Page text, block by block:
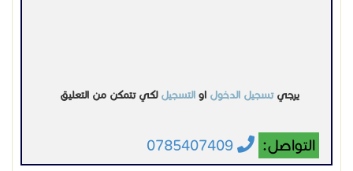
يرجيتسجيل الدخول او التسجيل لكي تتمكن من التعليق
التواصل: 0785407409